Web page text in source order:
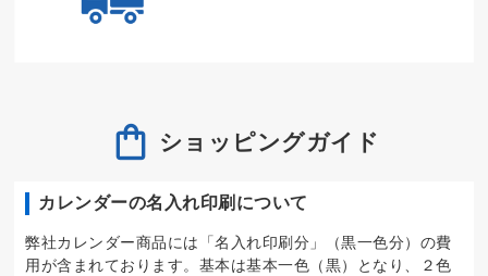
ショッピングガイド
カレンダーの名入れ印刷について
弊社カレンダー商品には「名入れ印刷分」（黒一色分）の費
用が含まれております。基本は基本一色（黒）となり、２色